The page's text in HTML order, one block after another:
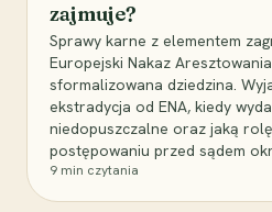
zajmuje?
Sprawy karne z elementem
Europejski Nakaz
sformalizowana dziedzina.
ekstradycja od ENA, kiedy
niedopuszczalne oraz jaką
postępowaniu przed sądem
9 min czytania